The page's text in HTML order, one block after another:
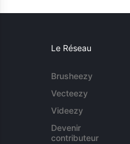
Le Réseau
Brusheezy
Vecteezy
Videezy
Devenir
contributeur